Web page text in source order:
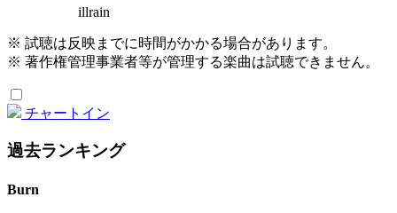
illrain
※ 試聴は反映までに時間がかかる場合があります。
※ 著作権管理事業者等が管理する楽曲は試聴できません。
チャートイン
過去ランキング
Burn